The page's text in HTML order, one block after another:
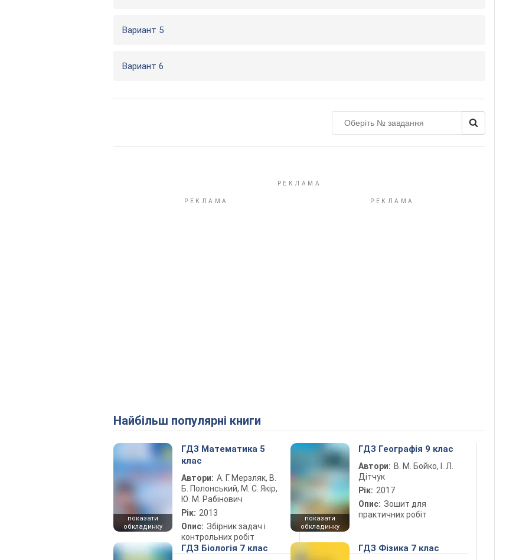
Вариант 5
Вариант 6
Найбільш популярні книги
показати
обкладинку
ГДЗ Математика 5
клас
Автори: А. Г. Мерзляк, В.
Б. Полонський, М. С. Якір,
Ю. М. Рабінович
Рік: 2013
Опис: Збірник задач і
контрольних робіт
показати
обкладинку
ГДЗ Географія 9 клас
Автори: В. М. Бойко, І. Л.
Дітчук
Рік: 2017
Опис: Зошит для
практичних робіт
ГДЗ Біологія 7 клас ГДЗ Фізика 7 клас